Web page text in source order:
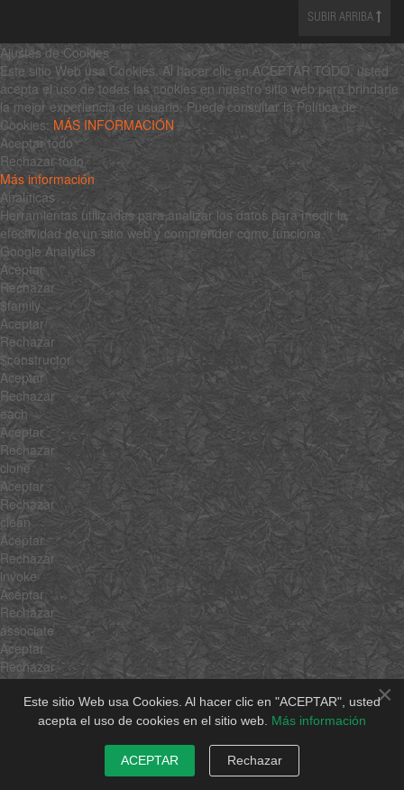
SUBIR ARRIBA
×
Este sitio Web usa Cookies. Al hacer clic en "ACEPTAR", usted
acepta el uso de cookies en el sitio web. Más información
ACEPTAR Rechazar
Ajustes de Cookies
Este sitio Web usa Cookies. Al hacer clic en ACEPTAR TODO, usted
acepta el uso de todas las cookies en nuestro sitio web para brindarle
la mejor experiencia de usuario. Puede consultar la Política de
Cookies: MÁS INFORMACIÓN
Aceptar todo
Rechazar todo
Más información
Analíticas
Herramientas utilizadas para analizar los datos para medir la
efectividad de un sitio web y comprender cómo funciona.
Google Analytics
Aceptar
Rechazar
$family
Aceptar
Rechazar
$constructor
Aceptar
Rechazar
each
Aceptar
Rechazar
clone
Aceptar
Rechazar
clean
Aceptar
Rechazar
invoke
Aceptar
Rechazar
associate
Aceptar
Rechazar
link
Aceptar
Rechazar